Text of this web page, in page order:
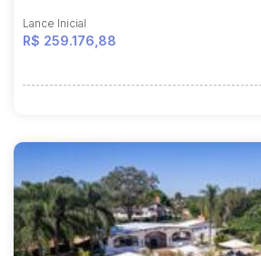
Lance Inicial
R$ 259.176,88